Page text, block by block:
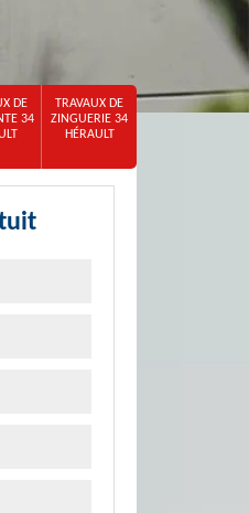
DE
34
TRAVAUX DE
ZINGUERIE 34
HÉRAULT